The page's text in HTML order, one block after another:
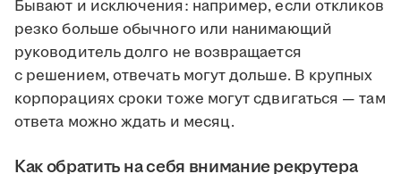
Бывают и исключения: например, если откликов
резко больше обычного или нанимающий
руководитель долго не возвращается
с решением, отвечать могут дольше. В крупных
корпорациях сроки тоже могут сдвигаться — там
ответа можно ждать и месяц.
Как обратить на себя внимание рекрутера